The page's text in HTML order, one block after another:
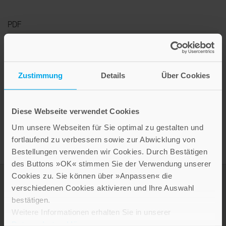
Zustimmung Details Über Cookies
Diese Webseite verwendet Cookies
Um unsere Webseiten für Sie optimal zu gestalten und
fortlaufend zu verbessern sowie zur Abwicklung von
Bestellungen verwenden wir Cookies. Durch Bestätigen
des Buttons »OK« stimmen Sie der Verwendung unserer
Cookies zu. Sie können über »Anpassen« die
verschiedenen Cookies aktivieren und Ihre Auswahl
bestätigen.
Weitere Informationen erhalten Sie in unserer
PDF
Die Liste der erlaubten und nicht erlaubten Lebensmittel
finden Sie hier.